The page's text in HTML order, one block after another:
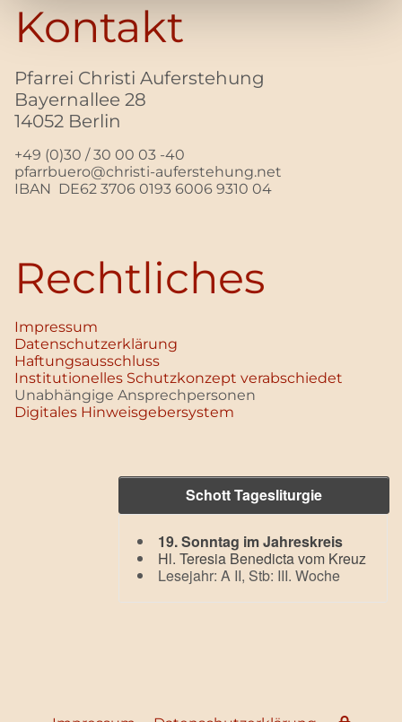
Kontakt
Pfarrei Christi Auferstehung
Bayernallee 28
14052 Berlin
+49 (0)30 / 30 00 03 -40
pfarrbuero@christi-auferstehung.net
IBAN DE62 3706 0193 6006 9310 04
Rechtliches
Impressum
Datenschutz­erklärung
Haftungsausschluss
Institutionelles Schutzkonzept verabschiedet
Unabhängige Ansprechpersonen
Digitales Hinweisgebersystem
Schott Tagesliturgie
19. Sonntag im Jahreskreis
Hl. Teresia Benedicta vom Kreuz
Lesejahr: A II, Stb: III. Woche